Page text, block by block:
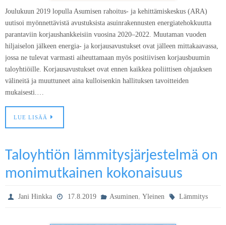
Joulukuun 2019 lopulla Asumisen rahoitus- ja kehittämiskeskus (ARA)
uutisoi myönnettävistä avustuksista asuinrakennusten energiatehokkuutta
parantaviin korjaushankkeisiin vuosina 2020–2022. Muutaman vuoden
hiljaiselon jälkeen energia- ja korjausavustukset ovat jälleen mittakaavassa,
jossa ne tulevat varmasti aiheuttamaan myös positiivisen korjausbuumin
taloyhtiöille. Korjausavustukset ovat ennen kaikkea poliittisen ohjauksen
välineitä ja muuttuneet aina kulloisenkin hallituksen tavoitteiden
mukaisesti.…
LUE LISÄÄ
Taloyhtiön lämmitysjärjestelmä on
monimutkainen kokonaisuus
Jani Hinkka 17.8.2019 Asuminen, Yleinen Lämmitys